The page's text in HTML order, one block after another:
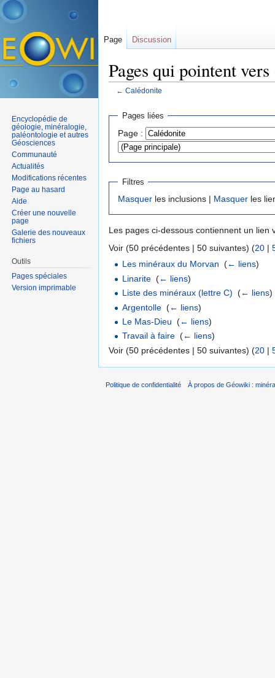
Pages qui pointent
← Calédonite
Pages liées
Page :
Filtres
Masquer les inclusions | Masquer les
Les pages ci-dessous contiennent un lien
Voir (50 précédentes | 50 suivantes) (20 |
Les minéraux du Morvan ‎(← liens)
Linarite ‎(← liens)
Liste des minéraux (lettre C) ‎(← liens)
Argentolle ‎(← liens)
Le Mas-Dieu ‎(← liens)
Travail à faire ‎(← liens)
Voir (50 précédentes | 50 suivantes) (20 |
Page Discussion
Encyclopédie de
géologie, minéralogie,
paléontologie et autres
Géosciences
Communauté
Actualités
Modifications récentes
Page au hasard
Aide
Créer une nouvelle
page
Galerie des nouveaux
fichiers
Outils
Pages spéciales
Version imprimable
Politique de confidentialité À propos de Géowiki :